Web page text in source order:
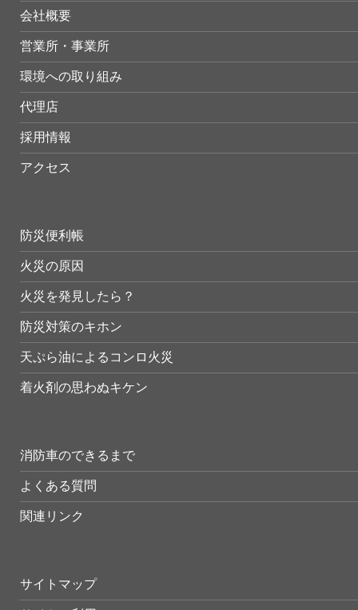
会社概要
営業所・事業所
環境への取り組み
代理店
採用情報
アクセス
防災便利帳
火災の原因
火災を発見したら？
防災対策のキホン
天ぷら油によるコンロ火災
着火剤の思わぬキケン
消防車のできるまで
よくある質問
関連リンク
サイトマップ